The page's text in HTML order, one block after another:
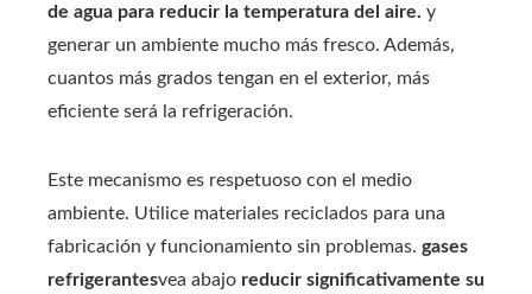
de agua para reducir la temperatura del aire. y
generar un ambiente mucho más fresco. Además,
cuantos más grados tengan en el exterior, más
eficiente será la refrigeración.
Este mecanismo es respetuoso con el medio
ambiente. Utilice materiales reciclados para una
fabricación y funcionamiento sin problemas. gases
refrigerantesvea abajo reducir significativamente su